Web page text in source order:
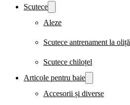
Scutece
Aleze
Scutece antrenament la oliță
Scutece chiloțel
Articole pentru baie
Accesorii și diverse